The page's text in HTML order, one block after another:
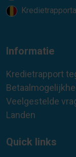
Informatie
Kredietrapport
Veelgestelde
Landen
Quick links